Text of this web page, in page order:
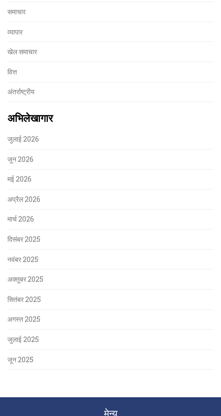
समाचार
व्यापार
खेल समाचार
वित्त
अंतर्राष्ट्रीय
अभिलेखागार
जुलाई 2026
जून 2026
मई 2026
अप्रैल 2026
मार्च 2026
दिसंबर 2025
नवंबर 2025
अक्तूबर 2025
सितंबर 2025
अगस्त 2025
जुलाई 2025
जून 2025
मेन्यू